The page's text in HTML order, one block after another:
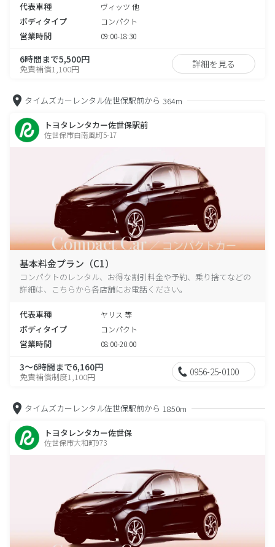
代表車種 ヴィッツ 他
ボディタイプ コンパクト
営業時間 09:00-18:30
6時間まで5,500円
免責補償1,100円 詳細を見る
タイムズカーレンタル佐世保駅前から 364m
トヨタレンタカー佐世保駅前
佐世保市白南風町5-17
基本料金プラン（C1）
コンパクトのレンタル、お得な割引料金や予約、乗り捨てなどの
詳細は、こちらから各店舗にお電話ください。
代表車種 ヤリス 等
ボディタイプ コンパクト
営業時間 08:00-20:00
3～6時間まで6,160円
免責補償制度1,100円 0956-25-0100
タイムズカーレンタル佐世保駅前から 1850m
トヨタレンタカー佐世保
佐世保市大和町973